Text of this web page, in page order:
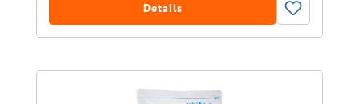
Details
Produktgalerie überspringen